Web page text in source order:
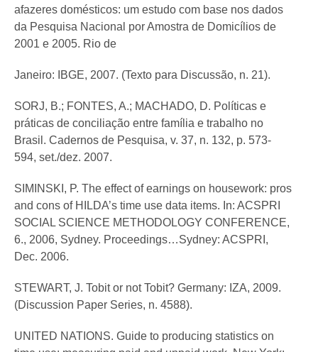
afazeres domésticos: um estudo com base nos dados
da Pesquisa Nacional por Amostra de Domicílios de
2001 e 2005. Rio de
Janeiro: IBGE, 2007. (Texto para Discussão, n. 21).
SORJ, B.; FONTES, A.; MACHADO, D. Políticas e
práticas de conciliação entre família e trabalho no
Brasil. Cadernos de Pesquisa, v. 37, n. 132, p. 573-
594, set./dez. 2007.
SIMINSKI, P. The effect of earnings on housework: pros
and cons of HILDA’s time use data items. In: ACSPRI
SOCIAL SCIENCE METHODOLOGY CONFERENCE,
6., 2006, Sydney. Proceedings…Sydney: ACSPRI,
Dec. 2006.
STEWART, J. Tobit or not Tobit? Germany: IZA, 2009.
(Discussion Paper Series, n. 4588).
UNITED NATIONS. Guide to producing statistics on